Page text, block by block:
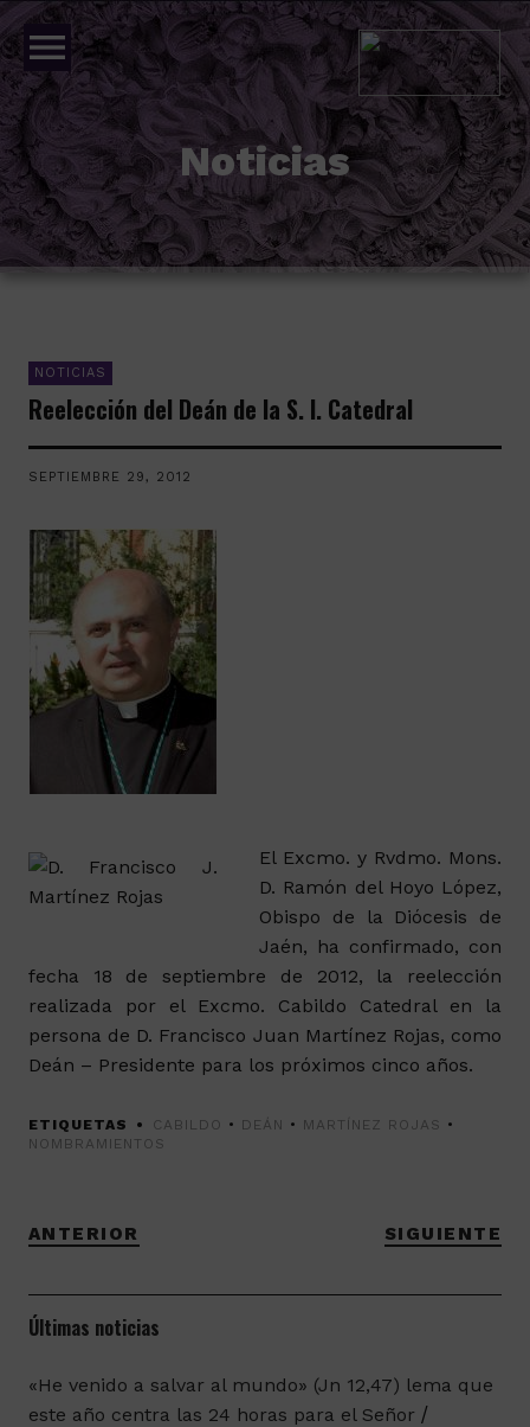
menu
Noticias
NOTICIAS
Reelección del Deán de la S. I. Catedral
SEPTIEMBRE 29, 2012
El Excmo. y Rvdmo. Mons.
D. Ramón del Hoyo López,
Obispo de la Diócesis de
Jaén, ha confirmado, con
fecha 18 de septiembre de 2012, la reelección
realizada por el Excmo. Cabildo Catedral en la
persona de D. Francisco Juan Martínez Rojas, como
Deán – Presidente para los próximos cinco años.
ETIQUETAS CABILDO • DEÁN • MARTÍNEZ ROJAS •
NOMBRAMIENTOS
ANTERIOR SIGUIENTE
Últimas noticias
«He venido a salvar al mundo» (Jn 12,47) lema que
este año centra las 24 horas para el Señor